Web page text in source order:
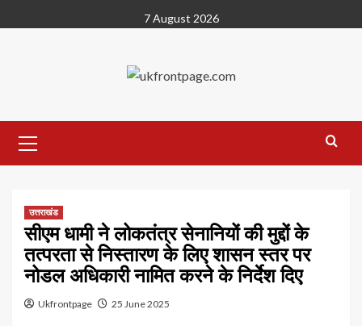
to
7 August 2026
Menu
उत्तराखंड
सीएम धामी ने लोकतंत्र सेनानियों की मुद्दों के
तत्परता से निस्तारण के लिए शासन स्तर पर
नोडल अधिकारी नामित करने के निर्देश दिए
Ukfrontpage 25 June 2025